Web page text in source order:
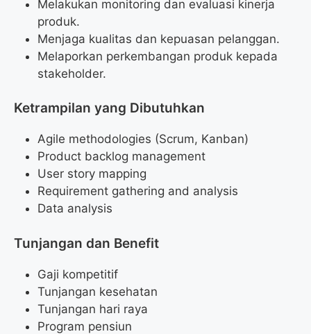
Melakukan monitoring dan evaluasi kinerja
produk.
Menjaga kualitas dan kepuasan pelanggan.
Melaporkan perkembangan produk kepada
stakeholder.
Ketrampilan yang Dibutuhkan
Agile methodologies (Scrum, Kanban)
Product backlog management
User story mapping
Requirement gathering and analysis
Data analysis
Tunjangan dan Benefit
Gaji kompetitif
Tunjangan kesehatan
Tunjangan hari raya
Program pensiun